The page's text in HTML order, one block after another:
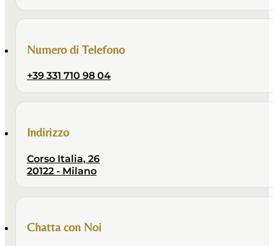
Numero di Telefono
+39 331 710 98 04
Indirizzo
Corso Italia, 26
20122 - Milano
Chatta con Noi